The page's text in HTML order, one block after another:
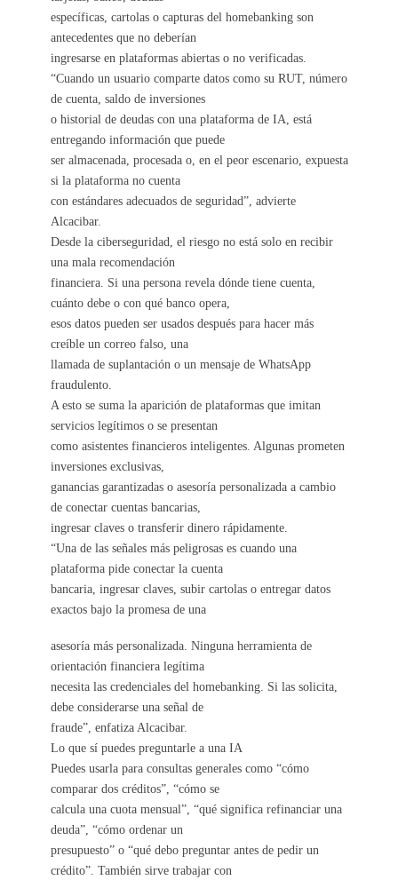
específicas, cartolas o capturas del homebanking son
antecedentes que no deberían
ingresarse en plataformas abiertas o no verificadas.
“Cuando un usuario comparte datos como su RUT, número
de cuenta, saldo de inversiones
o historial de deudas con una plataforma de IA, está
entregando información que puede
ser almacenada, procesada o, en el peor escenario, expuesta
si la plataforma no cuenta
con estándares adecuados de seguridad”, advierte
Alcacibar.
Desde la ciberseguridad, el riesgo no está solo en recibir
una mala recomendación
financiera. Si una persona revela dónde tiene cuenta,
cuánto debe o con qué banco opera,
esos datos pueden ser usados después para hacer más
creíble un correo falso, una
llamada de suplantación o un mensaje de WhatsApp
fraudulento.
A esto se suma la aparición de plataformas que imitan
servicios legítimos o se presentan
como asistentes financieros inteligentes. Algunas prometen
inversiones exclusivas,
ganancias garantizadas o asesoría personalizada a cambio
de conectar cuentas bancarias,
ingresar claves o transferir dinero rápidamente.
“Una de las señales más peligrosas es cuando una
plataforma pide conectar la cuenta
bancaria, ingresar claves, subir cartolas o entregar datos
exactos bajo la promesa de una
asesoría más personalizada. Ninguna herramienta de
orientación financiera legítima
necesita las credenciales del homebanking. Si las solicita,
debe considerarse una señal de
fraude”, enfatiza Alcacibar.
Lo que sí puedes preguntarle a una IA
Puedes usarla para consultas generales como “cómo
comparar dos créditos”, “cómo se
calcula una cuota mensual”, “qué significa refinanciar una
deuda”, “cómo ordenar un
presupuesto” o “qué debo preguntar antes de pedir un
crédito”. También sirve trabajar con